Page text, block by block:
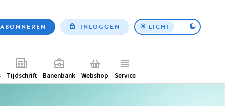
Top
ABONNEREN INLOGGEN LICHT
Tijdschrift Banenbank Webshop Service